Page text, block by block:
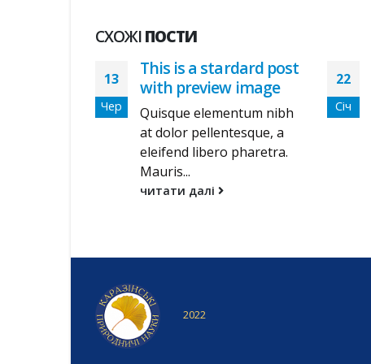
СХОЖІПОСТИ
13
Чер
This is a stardard post
with preview image
Quisque elementum nibh
at dolor pellentesque, a
eleifend libero pharetra.
Mauris...
читати далі
22
Січ
2022